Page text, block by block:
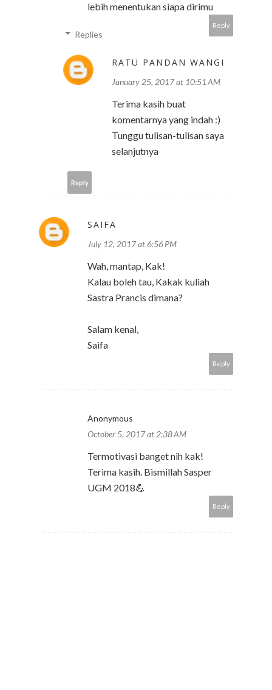
lebih menentukan siapa dirimu
Reply
Replies
RATU PANDAN WANGI
January 25, 2017 at 10:51 AM
Terima kasih buat
komentarnya yang indah :)
Tunggu tulisan-tulisan saya
selanjutnya
Reply
SAIFA
July 12, 2017 at 6:56 PM
Wah, mantap, Kak!
Kalau boleh tau, Kakak kuliah
Sastra Prancis dimana?
Salam kenal,
Saifa
Reply
Anonymous
October 5, 2017 at 2:38 AM
Termotivasi banget nih kak!
Terima kasih. Bismillah Sasper
UGM 2018💪
Reply